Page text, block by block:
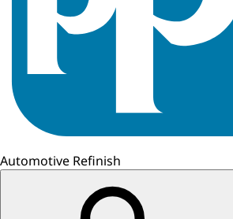
Automotive Refinish